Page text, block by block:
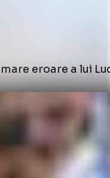
eroare a lui